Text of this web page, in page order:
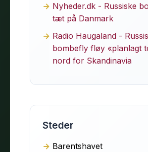
Nyheder.dk - Russiske
tæt på Danmark
Radio Haugaland -
bombefly fløy «planlagt
nord for Skandinavia
Steder
Barentshavet